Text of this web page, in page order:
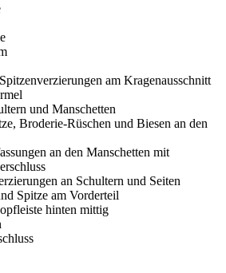
am Kragenausschnitt
und Manschetten
Broderie-Rüschen und Biesen an den
an den Manschetten mit
an Schultern und Seiten
Spitze am Vorderteil
hinten mittig